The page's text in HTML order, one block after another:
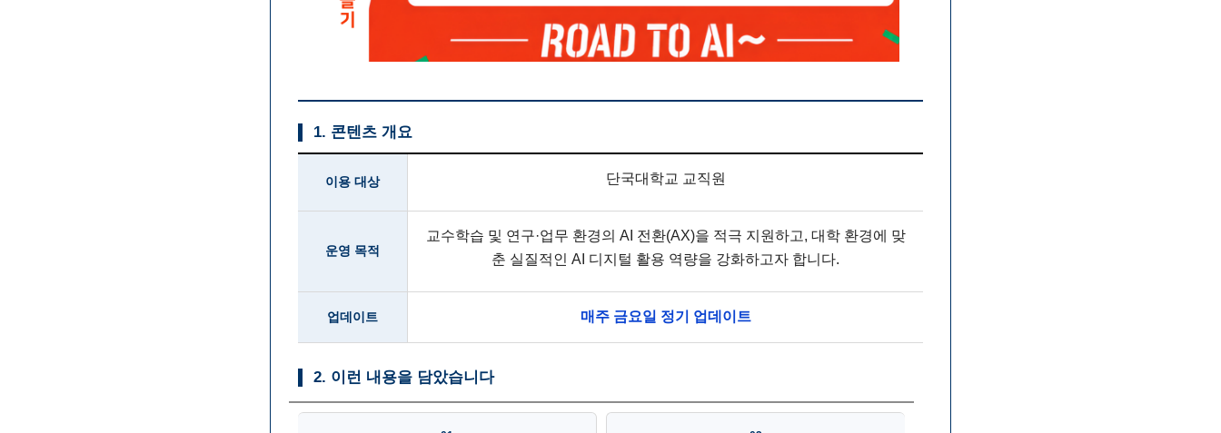
1. 콘텐츠 개요
이용 대상 단국대학교 교직원
운영 목적
교수학습 및 연구·업무 환경의 AI 전환(AX)을 적극 지원하고, 대학 환경에 맞
춘 실질적인 AI 디지털 활용 역량을 강화하고자 합니다.
업데이트 매주 금요일 정기 업데이트
2. 이런 내용을 담았습니다